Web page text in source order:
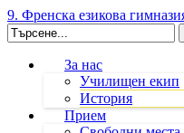
9. Френска езикова
Search
for:
За нас
Училищен екип
История
Прием